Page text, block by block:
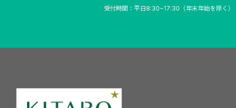
受付時間：平日8:30~17:30（年末年始を除く）